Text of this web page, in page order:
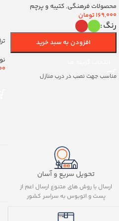
(700263)vمحصولات فرهنگی, کتیبه و پرچم
169,000تومان
رنگ
افزودن به سبد خرید
مناسب جهت نصب در درب منازل
تحویل سریع و آسان
ارسال با روش های متنوع ارسال اعم از
پست و اتوبوس به سراسر کشور